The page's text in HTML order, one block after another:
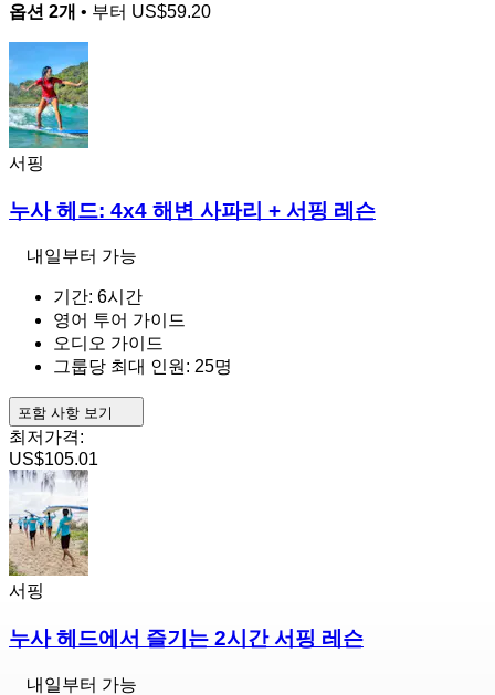
옵션 2개 • 부터 US$59.20
서핑
누사 헤드: 4x4 해변 사파리 + 서핑 레슨
내일부터 가능
기간: 6시간
영어 투어 가이드
오디오 가이드
그룹당 최대 인원: 25명
포함 사항 보기
최저가격:
US$105.01
서핑
누사 헤드에서 즐기는 2시간 서핑 레슨
내일부터 가능